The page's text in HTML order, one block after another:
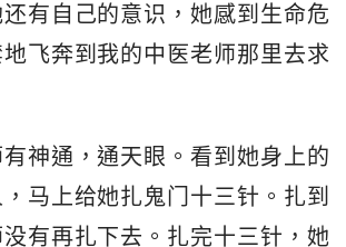
有自己的意识，她感到生命危
飞奔到我的中医老师那里去求
神通，通天眼。看到她身上的
马上给她扎鬼门十三针。扎到
有再扎下去。扎完十三针，她